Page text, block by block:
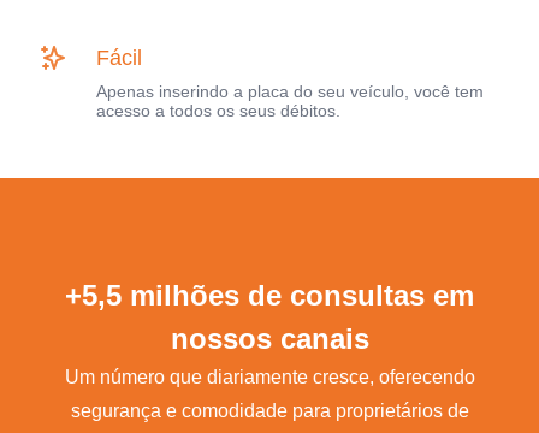
Fácil
Apenas inserindo a placa do seu veículo, você tem
acesso a todos os seus débitos.
+5,5 milhões de consultas em
nossos canais
Um número que diariamente cresce, oferecendo
segurança e comodidade para proprietários de